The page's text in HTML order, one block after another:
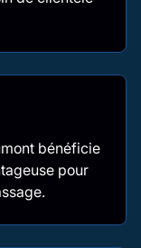
bénéficie
pour